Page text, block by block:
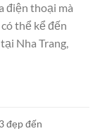
điện thoại mà
thể kể đến
Nha Trang,
đẹp đến